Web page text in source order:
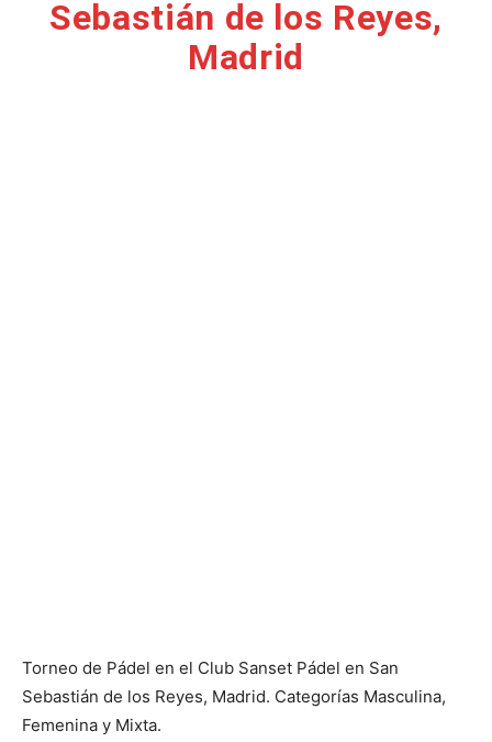
Sebastián de los Reyes,
Madrid
Torneo de Pádel en el Club Sanset Pádel en San
Sebastián de los Reyes, Madrid. Categorías Masculina,
Femenina y Mixta.